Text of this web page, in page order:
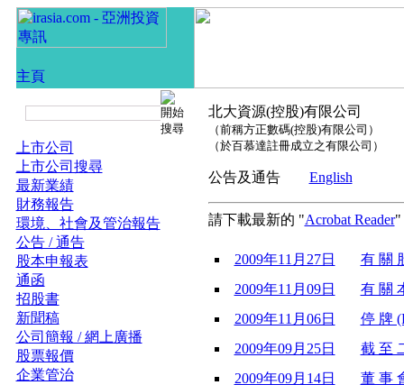
上市公司
上市公司搜尋
最新業績
財務報告
環境、社會及管治報告
公告 / 通告
股本申報表
通函
招股書
新聞稿
公司簡報 / 網上廣播
股票報價
企業管治
北大資源(控股)有限公司
（前稱方正數碼(控股)有限公司）
（於百慕達註冊成立之有限公司）
公告及通告 English
請下載最新的 "Acrobat Reader"
2009年11月27日
有 關
2009年11月09日
有 關
2009年11月06日
停 牌
2009年09月25日
截 至
2009年09月14日
董 事